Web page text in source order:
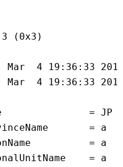
(0x3)
19:36:33 2014
2015
= JP
= a
= a
= a